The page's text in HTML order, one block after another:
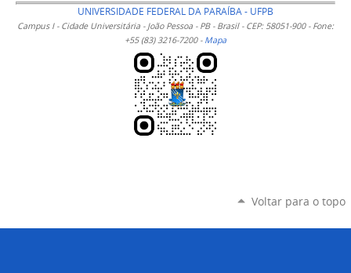
UNIVERSIDADE FEDERAL DA PARAÍBA - UFPB
Campus I - Cidade Universitária - João Pessoa - PB - Brasil - CEP: 58051-900 - Fone:
+55 (83) 3216-7200 - Mapa
Voltar para o topo